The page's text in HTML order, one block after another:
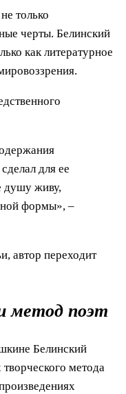
только
черты. Белинский
как литературное
для ее
душу живу,
формы», –
автор переходит
метод поэт
Белинский
метода